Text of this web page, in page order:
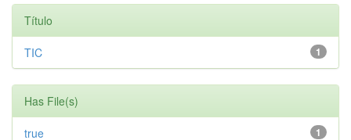
Título
1
TIC
Has File(s)
1
true